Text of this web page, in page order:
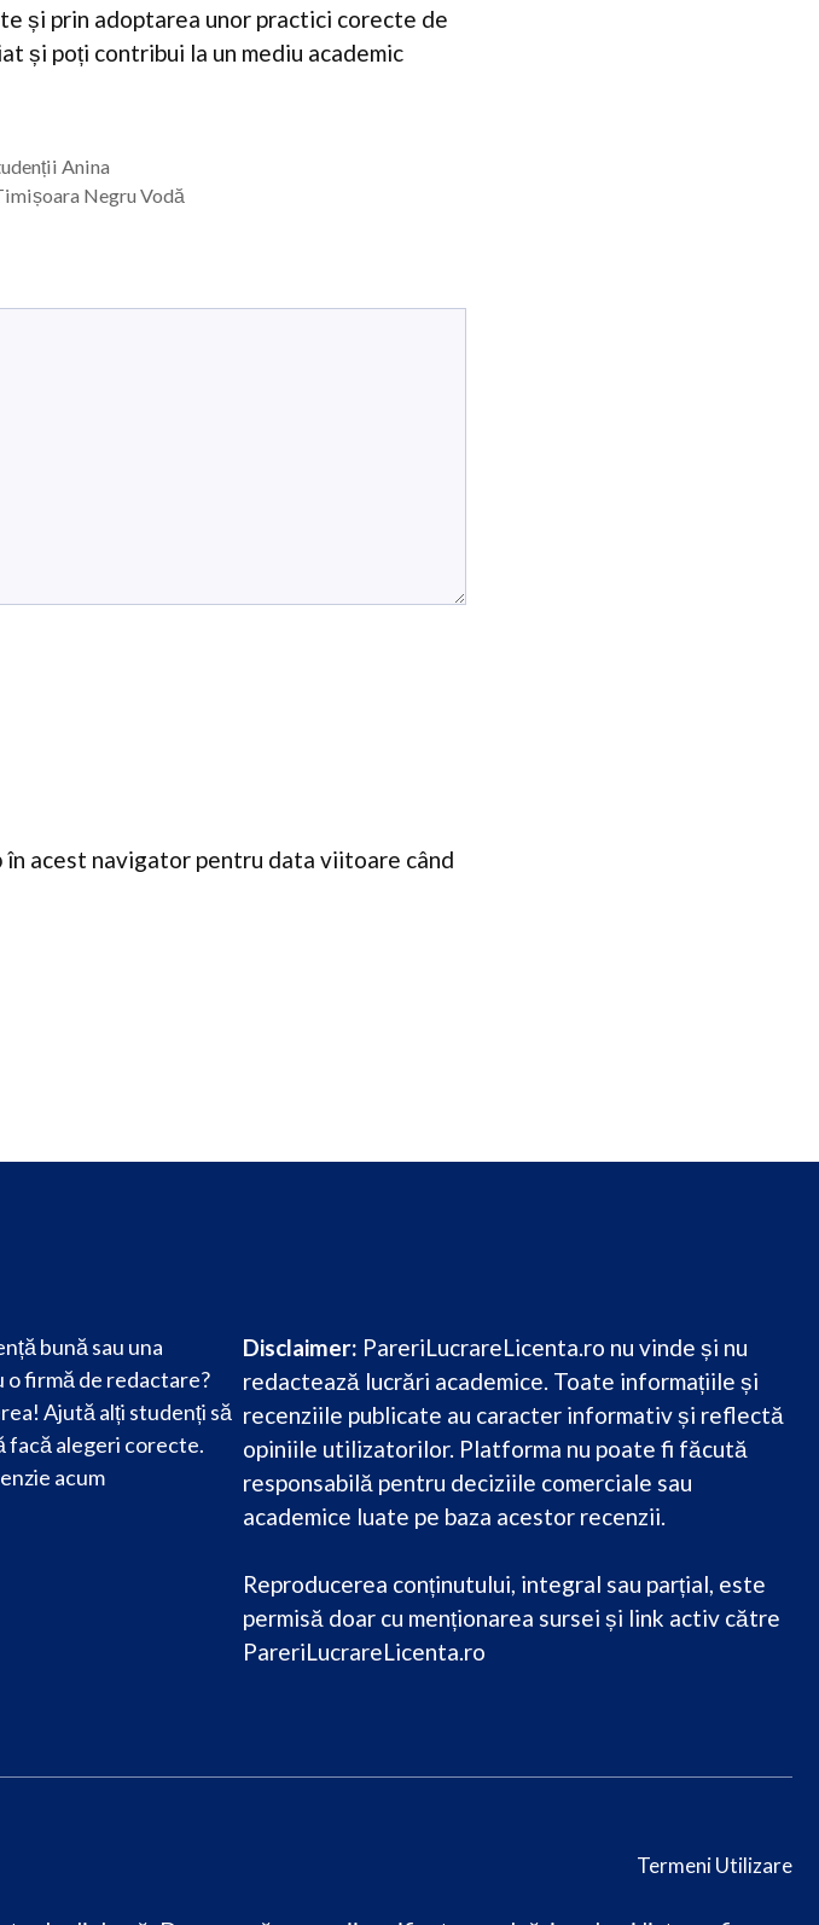
și prin adoptarea unor practici corecte de
și poți contribui la un mediu academic
Anina
Negru Vodă
acest navigator pentru data viitoare când
bună sau una
o firmă de redactare?
Ajută alți studenți să
facă alegeri corecte.
acum
Disclaimer: PareriLucrareLicenta.ro nu vinde și nu
redactează lucrări academice. Toate informațiile și
recenziile publicate au caracter informativ și reflectă
opiniile utilizatorilor. Platforma nu poate fi făcută
responsabilă pentru deciziile comerciale sau
academice luate pe baza acestor recenzii.
Reproducerea conținutului, integral sau parțial, este
permisă doar cu menționarea sursei și link activ către
PareriLucrareLicenta.ro
Termeni Utilizare